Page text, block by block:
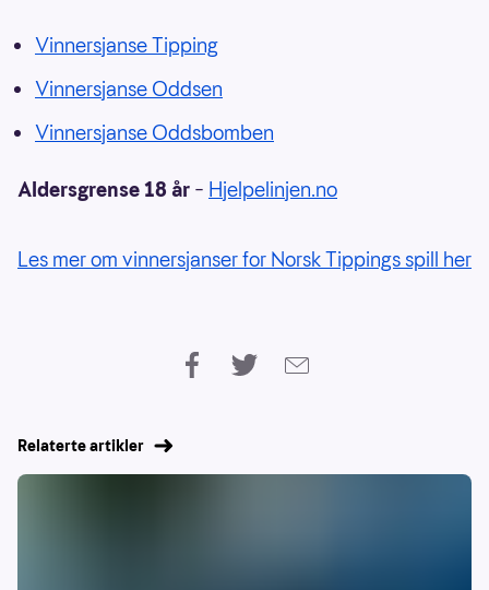
Vinnersjanse Tipping
Vinnersjanse Oddsen
Vinnersjanse Oddsbomben
Aldersgrense 18 år – Hjelpelinjen.no
Les mer om vinnersjanser for Norsk Tippings spill her
Relaterte artikler